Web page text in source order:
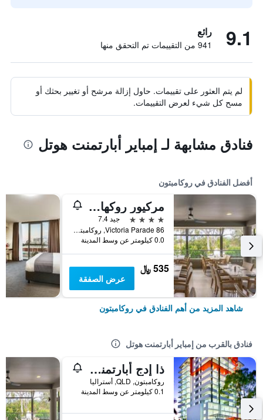
9.1 رائع
941 من التقييمات تم التحقق منها
لم يتم العثور على تقييمات. حاول إزالة مرشح أو تغيير بحثك أو
مسح كل شيء لعرض التقييمات.
فنادق مشابهة لـ إمباير أبارتمنت هوتل
أفضل الفنادق في روكامبتون
مركيور روكهامتن
4 نجوم
جيد 7.4
86 Victoria Parade, روكامبتون, QLD, أستراليا
0.0 كيلومتر عن وسط المدينة
535 ﷼
عرض الصفقة
شاهد المزيد من أهم الفنادق في روكامبتون
فنادق بالقرب من إمباير أبارتمنت هوتل
ذا إدج أبارتمنت هوتل
روكامبتون, QLD, أستراليا
0.1 كيلومتر عن وسط المدينة